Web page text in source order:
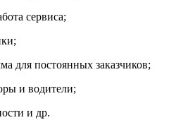
сервиса;
для постоянных заказчиков;
и водители;
и др.